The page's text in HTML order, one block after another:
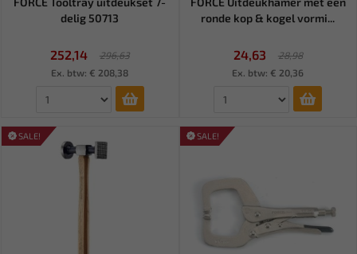
delig 50713
252,14
296,63
Ex. btw: € 208,38
ronde kop & kogel vormi...
24,63
28,98
Ex. btw: € 20,36
SALE! SALE!